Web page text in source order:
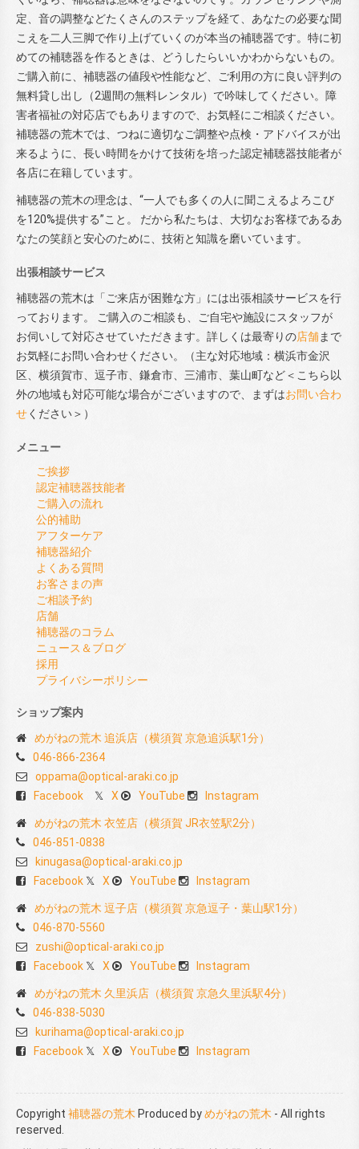
定、音の調整などたくさんのステップを経て、あなたの必要な聞
こえを二人三脚で作り上げていくのが本当の補聴器です。特に初
めての補聴器を作るときは、どうしたらいいかわからないもの。
ご購入前に、補聴器の値段や性能など、ご利用の方に良い評判の
無料貸し出し（2週間の無料レンタル）で吟味してください。障
害者福祉の対応店でもありますので、お気軽にご相談ください。
補聴器の荒木では、つねに適切なご調整や点検・アドバイスが出
来るように、長い時間をかけて技術を培った認定補聴器技能者が
各店に在籍しています。
補聴器の荒木の理念は、“一人でも多くの人に聞こえるよろこび
を120%提供する”こと。 だから私たちは、大切なお客様であるあ
なたの笑顔と安心のために、技術と知識を磨いています。
出張相談サービス
補聴器の荒木は「ご来店が困難な方」には出張相談サービスを行
っております。 ご購入のご相談も、ご自宅や施設にスタッフが
お伺いして対応させていただきます。詳しくは最寄りの店舗まで
お気軽にお問い合わせください。（主な対応地域：横浜市金沢
区、横須賀市、逗子市、鎌倉市、三浦市、葉山町など＜こちら以
外の地域も対応可能な場合がございますので、まずはお問い合わ
せください＞）
メニュー
ご挨拶
認定補聴器技能者
ご購入の流れ
公的補助
アフターケア
補聴器紹介
よくある質問
お客さまの声
ご相談予約
店舗
補聴器のコラム
ニュース＆ブログ
採用
プライバシーポリシー
ショップ案内
めがねの荒木 追浜店（横須賀 京急追浜駅1分）
046-866-2364
oppama@optical-araki.co.jp
Facebook
X YouTube Instagram
めがねの荒木 衣笠店（横須賀 JR衣笠駅2分）
046-851-0838
kinugasa@optical-araki.co.jp
Facebook
X YouTube Instagram
めがねの荒木 逗子店（横須賀 京急逗子・葉山駅1分）
046-870-5560
zushi@optical-araki.co.jp
Facebook
X YouTube Instagram
めがねの荒木 久里浜店（横須賀 京急久里浜駅4分）
046-838-5030
kurihama@optical-araki.co.jp
Facebook
X YouTube Instagram
Copyright 補聴器の荒木 Produced byめがねの荒木 - All rights
reserved.